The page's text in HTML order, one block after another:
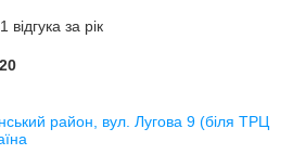
за рік
район, вул. Лугова 9 (біля ТРЦ